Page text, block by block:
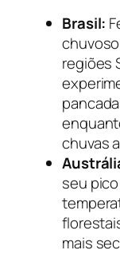
Brasil:
regiões
chuvas
seu
mais